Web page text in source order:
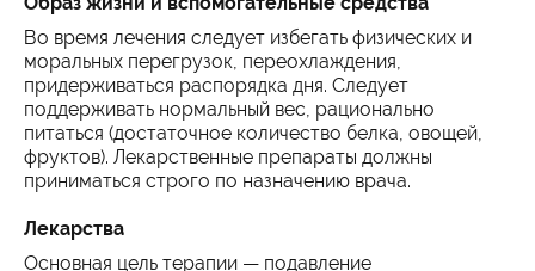
Во время лечения следует избегать физических и
моральных перегрузок, переохлаждения,
придерживаться распорядка дня. Следует
поддерживать нормальный вес, рационально
питаться (достаточное количество белка, овощей,
фруктов). Лекарственные препараты должны
приниматься строго по назначению врача.
Лекарства
Основная цель терапии — подавление